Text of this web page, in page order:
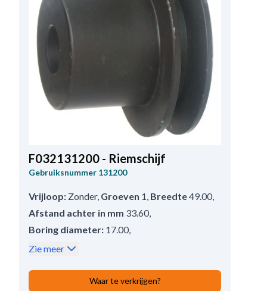
F032131200 - Riemschijf
Gebruiksnummer 131200
Vrijloop: Zonder, Groeven 1 Breedte49.00,
Afstand achter in mm 33.60,
Boring diameter: 17.00,
Buitendiameter
V-Groef
Zie meer
Waar te verkrijgen?